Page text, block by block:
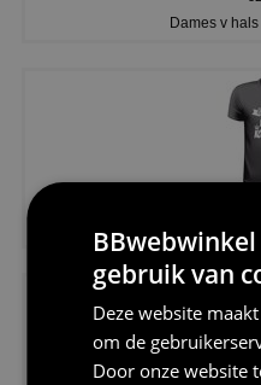
Dames v
Koningsdag
gebruik van
Deze website
om de
Door onze website